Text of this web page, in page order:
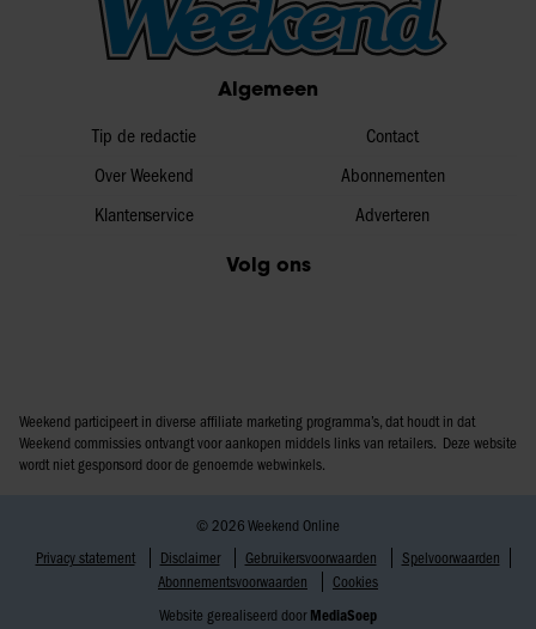
Algemeen
Tip de redactie
Over Weekend
Klantenservice
Contact
Abonnementen
Adverteren
Volg ons
Weekend participeert in diverse affiliate marketing programma’s, dat houdt in dat
Weekend commissies ontvangt voor aankopen middels links van retailers. Deze website
wordt niet gesponsord door de genoemde webwinkels.
© 2026 Weekend Online
Privacy statement
Disclaimer Gebruikersvoorwaarden
Spelvoorwaarden
Abonnementsvoorwaarden
Cookies
Website gerealiseerd door MediaSoep